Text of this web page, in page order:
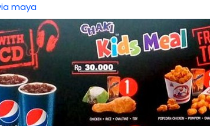
maya